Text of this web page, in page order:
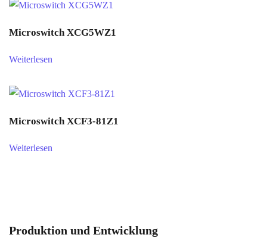
Microswitch XCG5WZ1
Weiterlesen
Microswitch XCF3-81Z1
Weiterlesen
Produktion und Entwicklung